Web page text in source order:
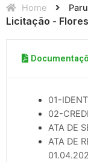
Home
Licitação -
01-
02-
ATA DE
ATA DE